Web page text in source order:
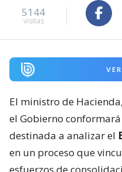
5144
visitas
El ministro de Hacienda,
el Gobierno
destinada a analizar el
en un proceso que
esfuerzos de